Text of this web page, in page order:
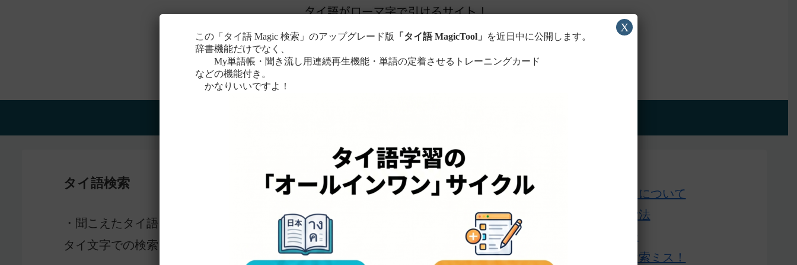
タイ語検索
・聞こえたタイ語を一番近いと
ローマ字に置き換えて検索！
タイ文字での検索も含め、詳しくは
こちら。
このサイトについて
単語の検索法
ローマ字表
よくある検索ミス！
この「タイ語 Magic 検索」のアップグレード版 「タイ語 MagicTool」
を近日中に公開します。
辞書機能だけでなく、
My単語帳・聞き流し用連続再生機能・単語の定着させるトレーニングカード
などの機能付き。
かなりいいですよ！
X